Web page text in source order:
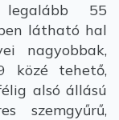
55
látható hal
nagyobbak,
közé tehető,
alsó állású
szemgyűrű,